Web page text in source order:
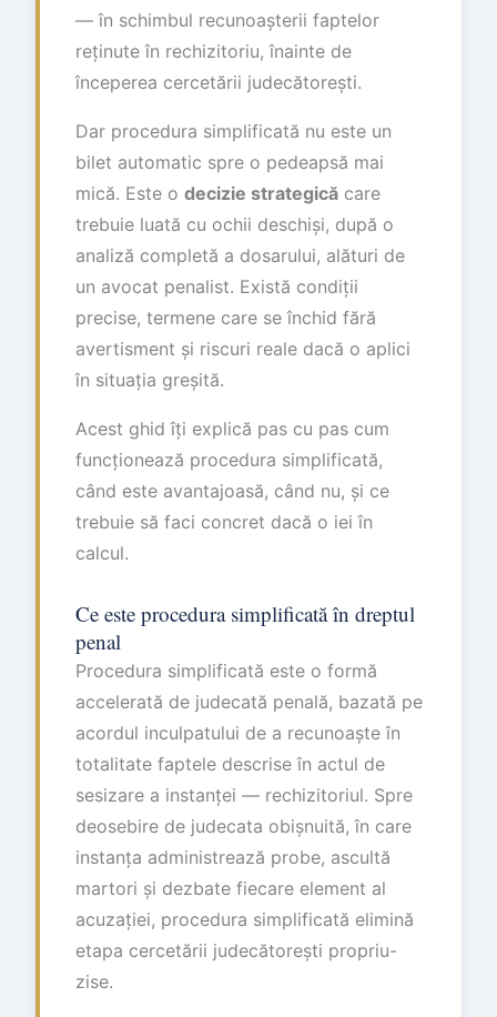
— în schimbul recunoașterii faptelor
reținute în rechizitoriu, înainte de
începerea cercetării judecătorești.
Dar procedura simplificată nu este un
bilet automatic spre o pedeapsă mai
mică. Este o decizie strategică care
trebuie luată cu ochii deschiși, după o
analiză completă a dosarului, alături de
un avocat penalist. Există condiții
precise, termene care se închid fără
avertisment și riscuri reale dacă o aplici
în situația greșită.
Acest ghid îți explică pas cu pas cum
funcționează procedura simplificată,
când este avantajoasă, când nu, și ce
trebuie să faci concret dacă o iei în
calcul.
Ce este procedura simplificată în dreptul
penal
Procedura simplificată este o formă
accelerată de judecată penală, bazată pe
acordul inculpatului de a recunoaște în
totalitate faptele descrise în actul de
sesizare a instanței — rechizitoriul. Spre
deosebire de judecata obișnuită, în care
instanța administrează probe, ascultă
martori și dezbate fiecare element al
acuzației, procedura simplificată elimină
etapa cercetării judecătorești propriu-
zise.